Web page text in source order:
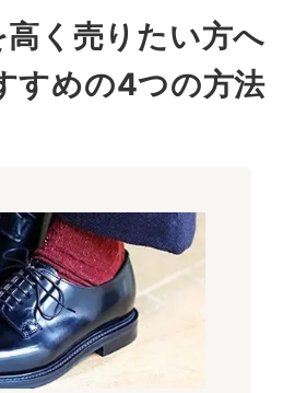
タンブリッジ
コインローファー
円買取
く売りたい方へ
すめの4つの方法